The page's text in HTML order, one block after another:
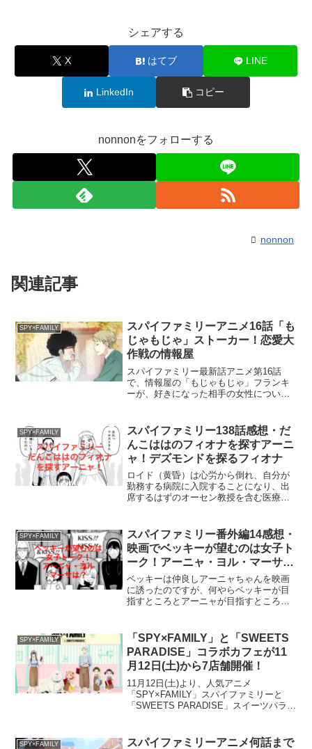
シェアする
X はてブ LINE
LinkedIn コピー
nonnonをフォローする
nonnon
関連記事
SPY×FAMILY
スパイファミリーアニメ16話「も
じゃもじゃ」ストーカー！恋愛大
作戦の情報屋
スパイファミリー最新話アニメ第16話
で、情報屋の「もじゃもじゃ」フランキ
ーが、好きになった相手の女性につい
うで、フランキーは必死でロイドにお願
いします。スパイファミリー...
SPY×FAMILY
スパイファミリー138話感想・だ
んこははのフィオナを探すアーニ
ャ！デズモンドを探るフィオナ
ロイド（黄昏）は心労から倒れ、自分が
勤務する病院に入院することになり、出
席するはずのオーセン教授を含む医療関
けとなる会議の調査を、部下であり後輩
であるフィーナ（夜帷）に...
SPY×FAMILY
スパイファミリー番外編14感想・
映画でベッキーが望むのは女子ト
ーク！アーニャ・ヨル・マーサ
は？
ベッキーは仲良しアーニャちゃんを映画
に誘ったのですが、何やらベッキーが目
指すところとアーニャが目指すところが
に行く映画は、恋愛ラブコメのような大
人の恋愛を描いたものです...
SPY×FAMILY
「SPY×FAMILY」と「SWEETS
PARADISE」コラボカフェが11
月12日(土)から7店舗開催！
11月12日(土)より、人気アニメ
「SPY×FAMILY」スパイファミリーと
「SWEETS PARADISE」スイーツパラダ
内が華やぎます。SWEETS PARADI...
SPY×FAMILY
スパイファミリーアニメ何話まで